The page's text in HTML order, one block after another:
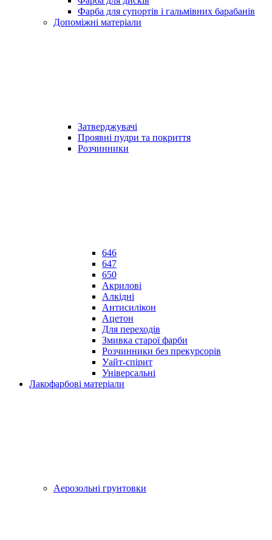
Фарба для супортів і гальмівних барабанів
Допоміжні матеріали
Затверджувачі
Проявні пудри та покриття
Розчинники
646
647
650
Акрилові
Алкідні
Антисилікон
Ацетон
Для переходів
Змивка старої фарби
Розчинники без прекурсорів
Уайт-спірит
Універсальні
Лакофарбові матеріали
Аерозольні грунтовки